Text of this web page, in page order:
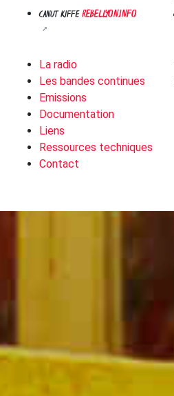
CANUT KIFFEREBELLYON.INFO
La radio
Les bandes continues
Emissions
Documentation
Liens
Ressources techniques
Contact